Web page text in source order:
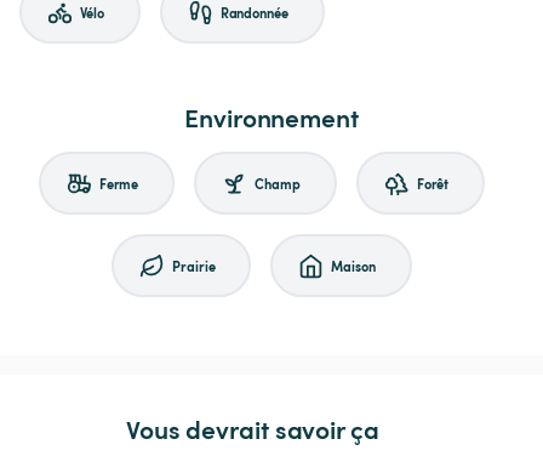
Vélo Randonnée
Environnement
Ferme Champ Forêt
Prairie Maison
Vous devrait savoir ça